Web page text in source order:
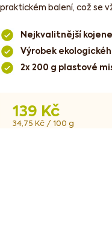
139 Kč
Měrná
34,75 Kč / 100 g
praktickém balení, což se
Nejkvalitnější
Výrobek
2x 200 g plastové